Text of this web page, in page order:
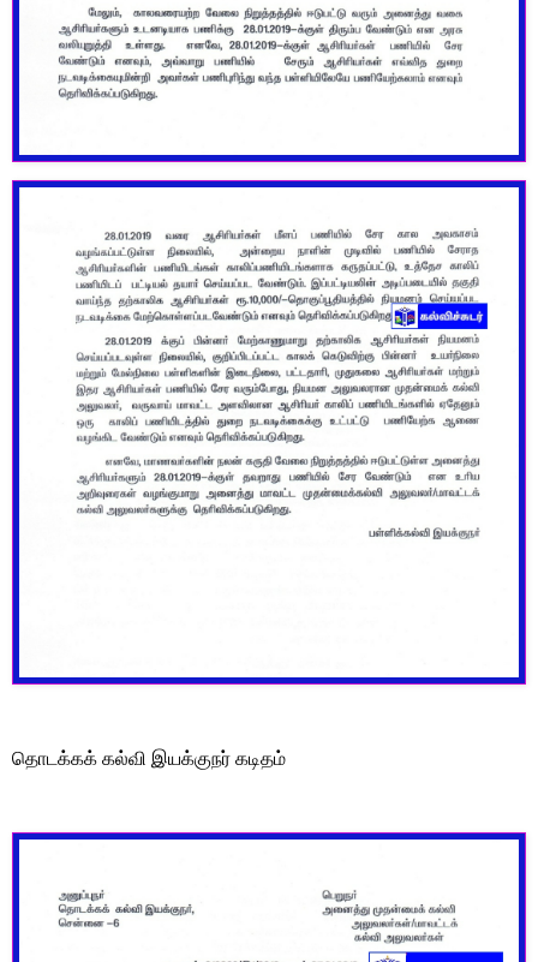
தொடக்கக் கல்வி இயக்குநர் கடிதம்